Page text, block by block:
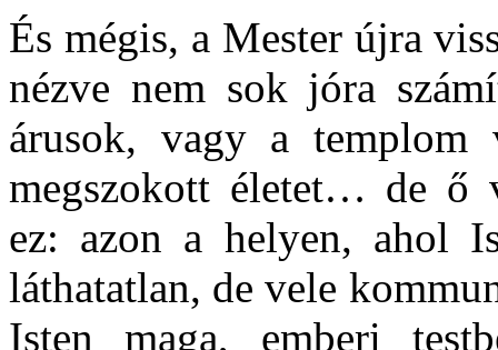
És mégis, a Mester újra
nézve nem sok jóra
árusok, vagy a
megszokott életet… de ő
ez: azon a helyen, ahol
láthatatlan, de vele
Isten maga, emberi